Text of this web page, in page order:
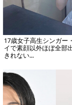
17歳女子高生シンガ
イで素顔以外ほぼ全
きれない...